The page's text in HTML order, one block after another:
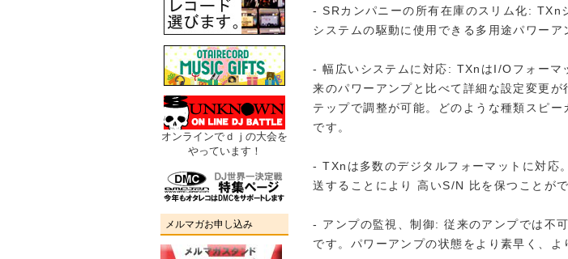
オンラインでｄｊの大会を
やっています！
メルマガお申し込み
- SRカンパニーの所有在庫のスリム化: TXn
システムの駆動に使用できる多用途パワーア
- 幅広いシステムに対応: TXnはI/Oフォーマ
来のパワーアンプと比べて詳細な設定変更
テップで調整が可能。どのような種類スピ
です。
- TXnは多数のデジタルフォーマットに対応
送することにより 高いS/N 比を保つことが
- アンプの監視、制御: 従来のアンプでは不
です。パワーアンプの状態をより素早く、よ